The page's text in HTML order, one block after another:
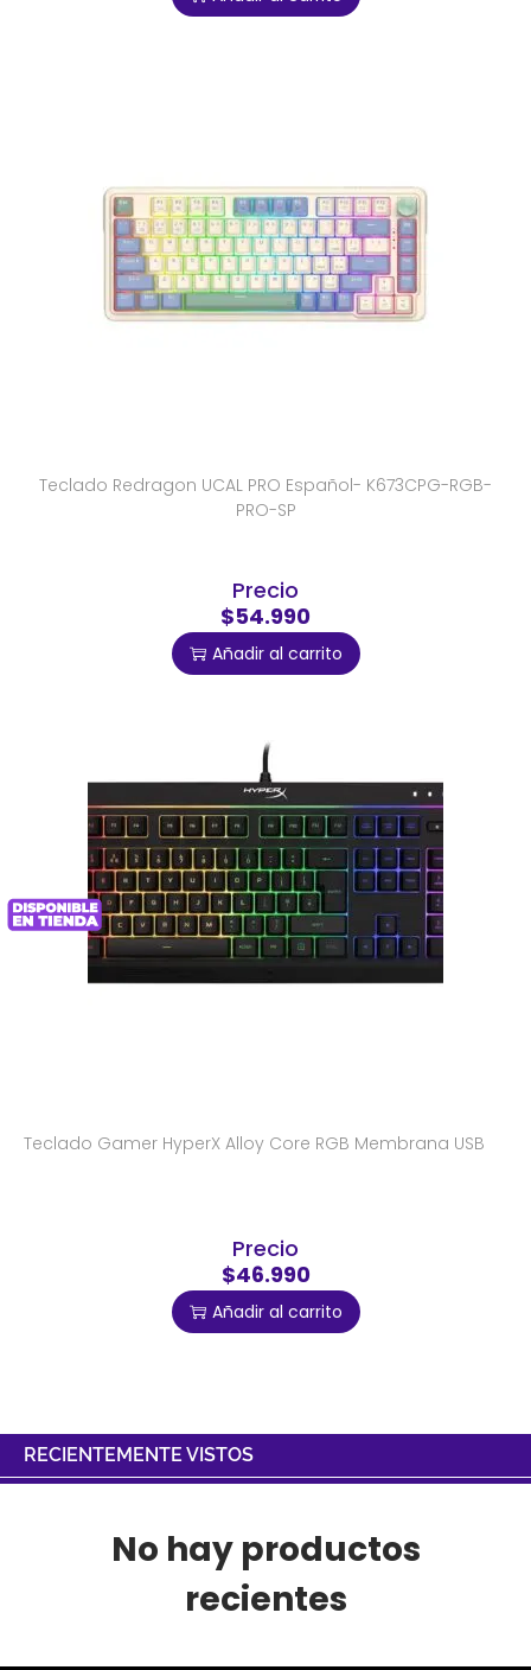
Teclado Redragon UCAL PRO Español- K673CPG-RGB-
PRO-SP
Precio
$54.990
Añadir al carrito
Teclado Gamer HyperX Alloy Core RGB Membrana USB
Precio
$46.990
Añadir al carrito
RECIENTEMENTE VISTOS
No hay productos
recientes